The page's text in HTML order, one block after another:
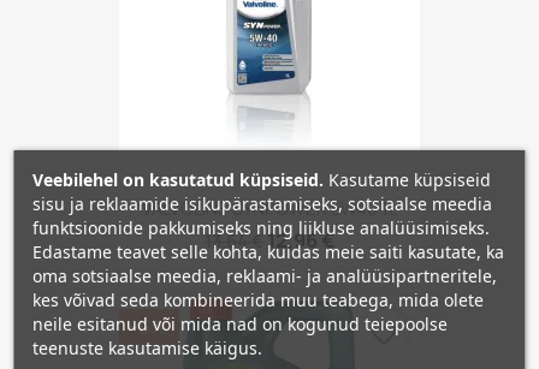
VALVOLINE SYNPOWER 5W40 1L
13,64 € 12,96 €
−5% favorite_border
Veebilehel on kasutatud küpsiseid. Kasutame küpsiseid
sisu ja reklaamide isikupärastamiseks, sotsiaalse meedia
funktsioonide pakkumiseks ning liikluse analüüsimiseks.
Edastame teavet selle kohta, kuidas meie saiti kasutate, ka
oma sotsiaalse meedia, reklaami- ja analüüsipartneritele,
kes võivad seda kombineerida muu teabega, mida olete
neile esitanud või mida nad on kogunud teiepoolse
teenuste kasutamise käigus.